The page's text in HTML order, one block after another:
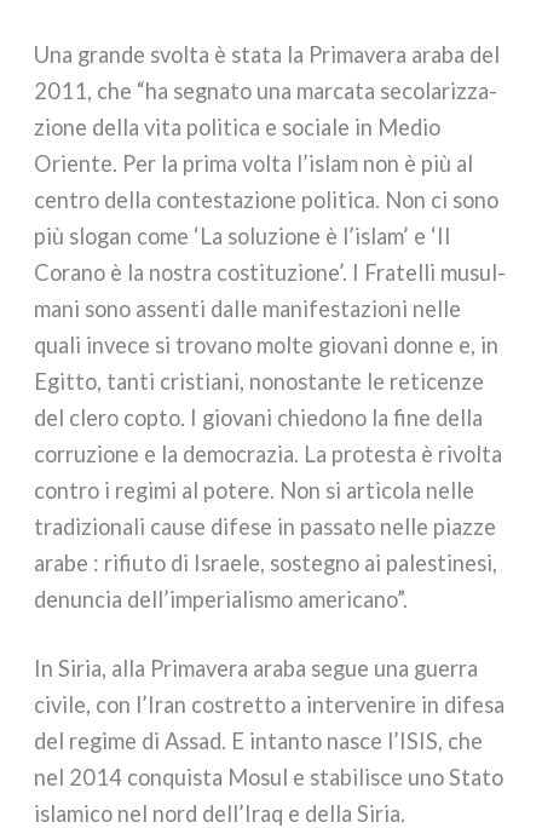
Una gran­de svol­ta è sta­ta la Primavera ara­ba del
2011, che “ha segna­to una mar­ca­ta seco­la­riz­za­
zio­ne del­la vita poli­ti­ca e socia­le in Medio
Oriente. Per la pri­ma vol­ta l’islam non è più al
cen­tro del­la con­te­sta­zio­ne poli­ti­ca. Non ci sono
più slo­gan come ‘La solu­zio­ne è l’islam’ e ‘Il
Corano è la nostra costi­tu­zio­ne’. I Fratelli musul­
ma­ni sono assen­ti dal­le mani­fe­sta­zio­ni nel­le
qua­li inve­ce si tro­va­no mol­te gio­va­ni don­ne e, in
Egitto, tan­ti cri­stia­ni, nono­stan­te le reti­cen­ze
del cle­ro cop­to. I gio­va­ni chie­do­no la fine del­la
cor­ru­zio­ne e la demo­cra­zia. La pro­te­sta è rivol­ta
con­tro i regi­mi al pote­re. Non si arti­co­la nel­le
tra­di­zio­na­li cau­se dife­se in pas­sa­to nel­le piaz­ze
ara­be : rifiu­to di Israele, soste­gno ai pale­sti­ne­si,
denun­cia dell’imperialismo ame­ri­ca­no”.
In Siria, alla Primavera ara­ba segue una guer­ra
civi­le, con l’Iran costret­to a inter­ve­ni­re in dife­sa
del regi­me di Assad. E intan­to nasce l’ISIS, che
nel 2014 con­qui­sta Mosul e sta­bi­li­sce uno Stato
isla­mi­co nel nord dell’Iraq e del­la Siria.